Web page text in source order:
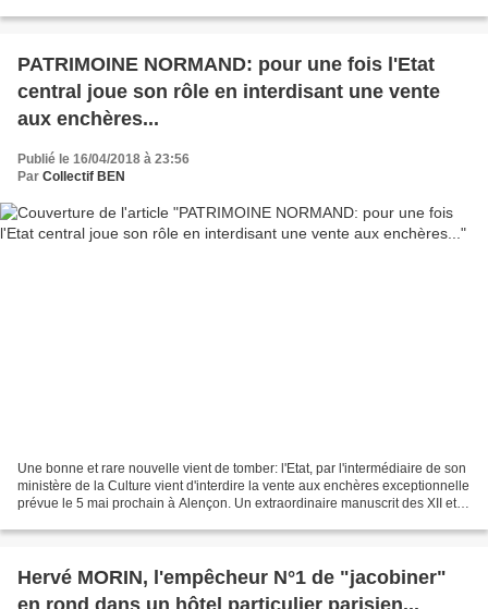
PATRIMOINE NORMAND: pour une fois l'Etat
central joue son rôle en interdisant une vente
aux enchères...
Publié le 16/04/2018 à 23:56
Par Collectif BEN
Une bonne et rare nouvelle vient de tomber: l'Etat, par l'intermédiaire de son
ministère de la Culture vient d'interdire la vente aux enchères exceptionnelle
prévue le 5 mai prochain à Alençon. Un extraordinaire manuscrit des XII et
Hervé MORIN, l'empêcheur N°1 de "jacobiner"
en rond dans un hôtel particulier parisien...